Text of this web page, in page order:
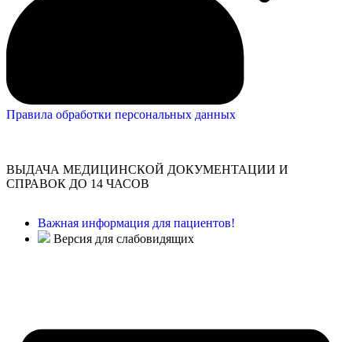
Правила обработки персональных данных
ВЫДАЧА МЕДИЦИНСКОЙ ДОКУМЕНТАЦИИ И
СПРАВОК ДО 14 ЧАСОВ
Важная информация для пациентов!
Версия для слабовидящих